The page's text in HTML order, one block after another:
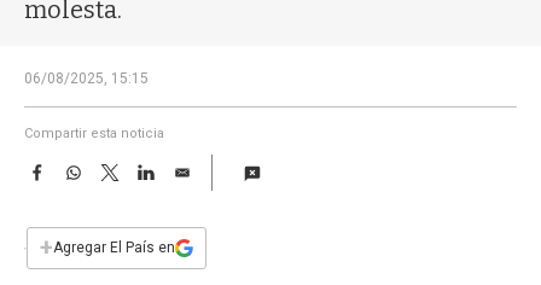
molesta.
06/08/2025, 15:15
Compartir esta noticia
F
e
b
W
s
T
w
t
L
E
i
l
+Agregar El País en